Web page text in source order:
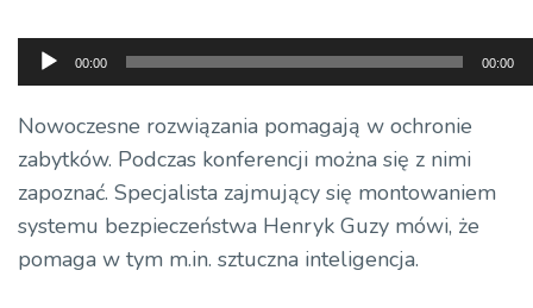
Odtwarzacz
plików
dźwiękowych
00:00 00:00
Nowoczesne rozwiązania pomagają w ochronie
zabytków. Podczas konferencji można się z nimi
zapoznać. Specjalista zajmujący się montowaniem
systemu bezpieczeństwa Henryk Guzy mówi, że
pomaga w tym m.in. sztuczna inteligencja.